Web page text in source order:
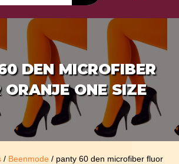
DEN MICROFIBER
ORANJE ONE SIZE
/ Beenmode / panty 60 den microfiber fluor